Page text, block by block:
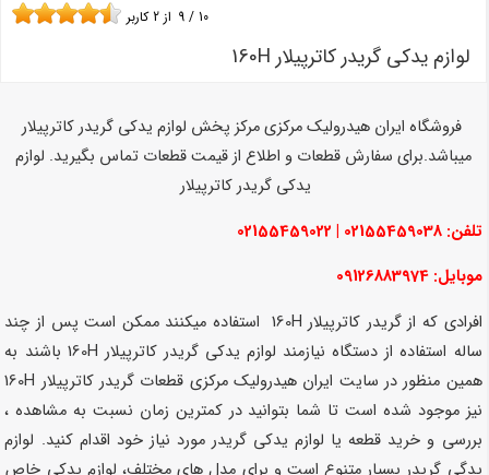
لوازم یدکی گریدر کاترپیلار 160H
9 / 10 از 2 کاربر
فروشگاه ایران هیدرولیک مرکزی مرکز پخش لوازم یدکی گریدر کاترپیلار
میباشد.برای سفارش قطعات و اطلاع از قیمت قطعات تماس بگیرید. لوازم
یدکی گریدر کاترپیلار
تلفن: 02155459038 | 02155459022
موبایل: 09126883974
افرادی که از گریدر کاترپیلار 160H استفاده میکنند ممکن است پس از چند
ساله استفاده از دستگاه نیازمند لوازم یدکی گریدر کاترپیلار 160H باشند به
همین منظور در سایت ایران هیدرولیک مرکزی قطعات گریدر کاترپیلار 160H
نیز موجود شده است تا شما بتوانید در کمترین زمان نسبت به مشاهده ،
بررسی و خرید قطعه یا لوازم یدکی گریدر مورد نیاز خود اقدام کنید. لوازم